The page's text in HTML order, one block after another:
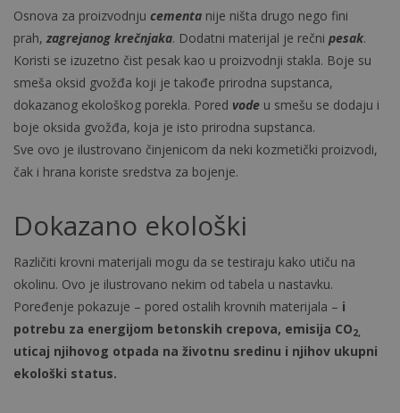
Osnova za proizvodnju cementa nije ništa drugo nego fini
prah, zagrejanog krečnjaka. Dodatni materijal je rečni pesak.
Koristi se izuzetno čist pesak kao u proizvodnji stakla. Boje su
smeša oksid gvožđa koji je takođe prirodna supstanca,
dokazanog ekološkog porekla. Pored vode u smešu se dodaju i
boje oksida gvožđa, koja je isto prirodna supstanca.
Sve ovo je ilustrovano činjenicom da neki kozmetički proizvodi,
čak i hrana koriste sredstva za bojenje.
Dokazano ekološki
Različiti krovni materijali mogu da se testiraju kako utiču na
okolinu. Ovo je ilustrovano nekim od tabela u nastavku.
Poređenje pokazuje – pored ostalih krovnih materijala – i
potrebu za energijom betonskih crepova, emisija CO2,
uticaj njihovog otpada na životnu sredinu i njihov ukupni
ekološki status.